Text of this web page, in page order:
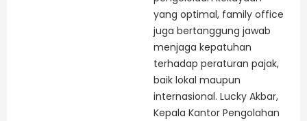
yang optimal, family office
juga bertanggung jawab
menjaga kepatuhan
terhadap peraturan pajak,
baik lokal maupun
internasional. Lucky Akbar,
Kepala Kantor Pengolahan